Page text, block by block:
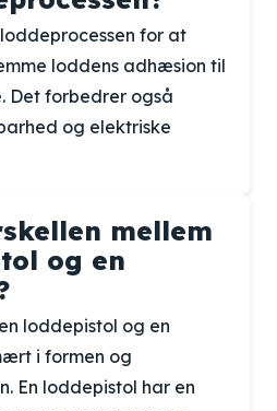
for at
loddens adhæsion til
Det forbedrer også
og elektriske
mellem
og en
loddepistol og en
i formen og
En loddepistol har en